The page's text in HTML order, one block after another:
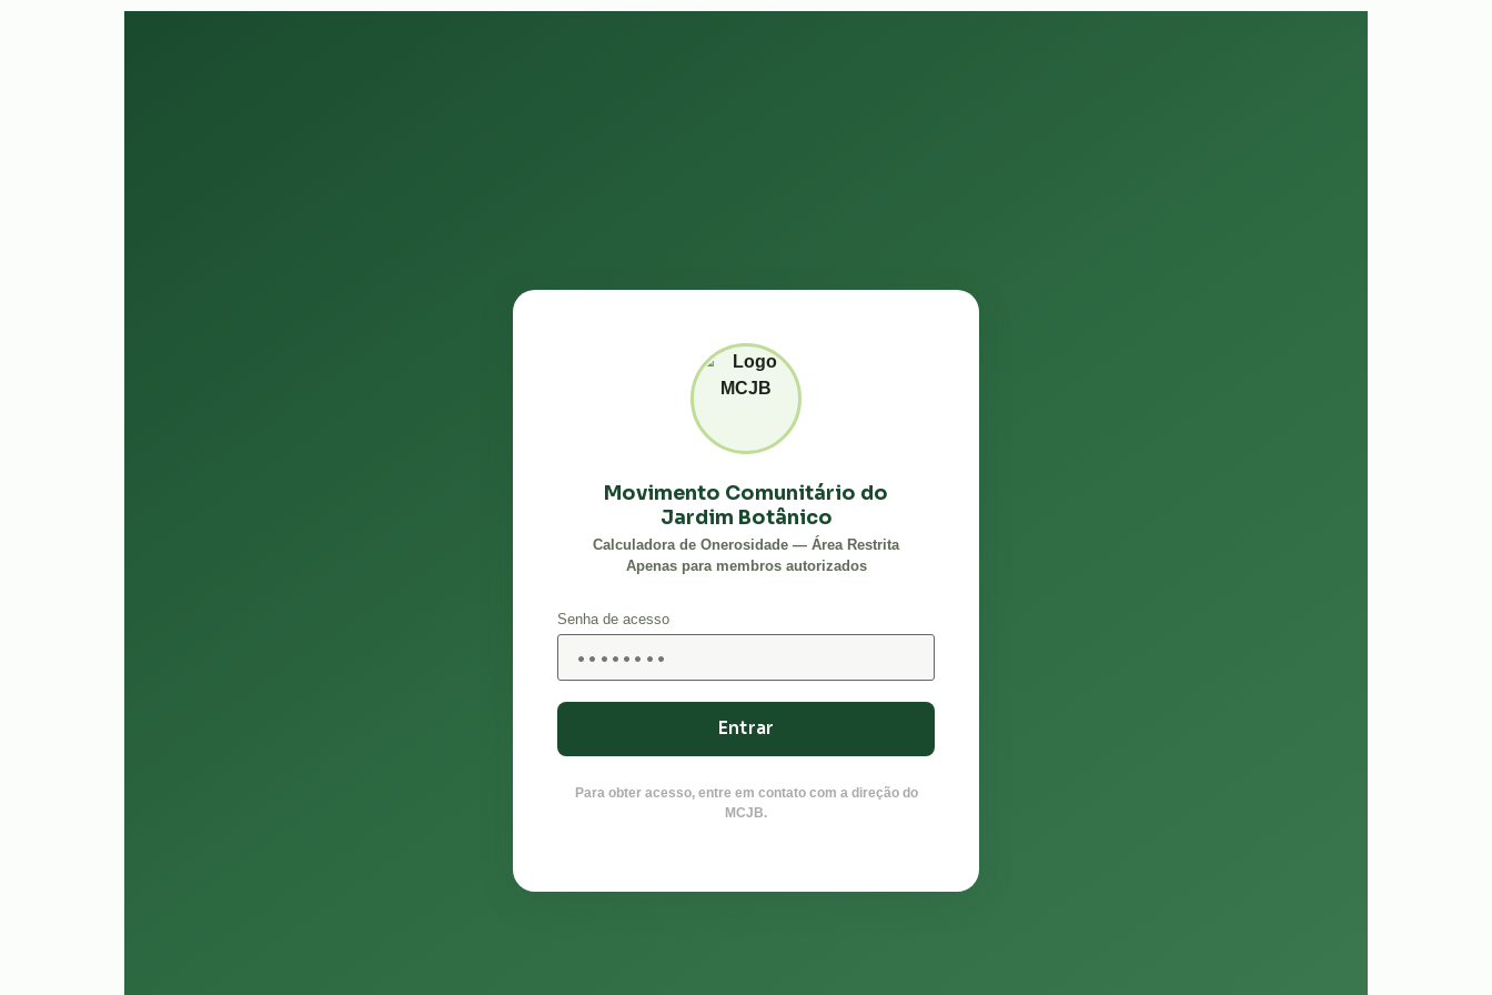
Movimento Comunitário do
Jardim Botânico
Calculadora de Onerosidade — Área Restrita
Apenas para membros autorizados
Senha de acesso
Entrar
Para obter acesso, entre em contato com a direção do
MCJB.